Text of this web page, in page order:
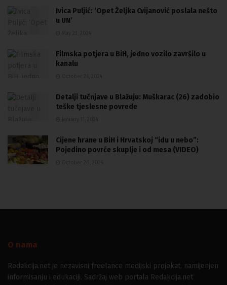
Ivica Puljić: ‘Opet Željka Cvijanović poslala nešto
u UN’
Filmska potjera u BiH, jedno vozilo završilo u
kanalu
Detalji tučnjave u Blažuju: Muškarac (26) zadobio
teške tjeslesne povrede
Cijene hrane u BiH i Hrvatskoj “idu u nebo”:
Pojedino povrće skuplje i od mesa (VIDEO)
O nama
Redakcija.net je nezavisni freelance medijski projekat, namijenjen
informisanju i edukaciji. Sadržaj web portala Redakcija.net